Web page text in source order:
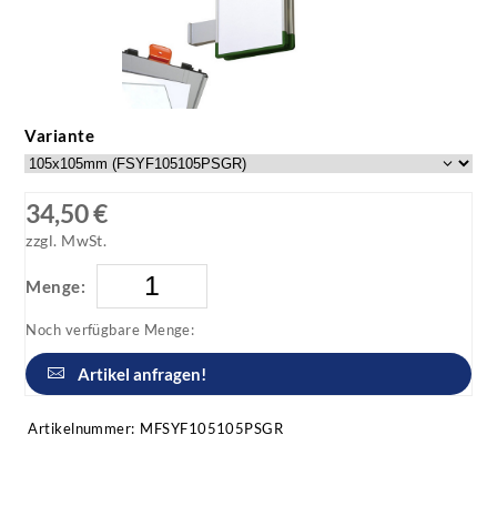
Variante
34,50 €
zzgl. MwSt.
Menge:
Noch verfügbare Menge:
Artikel anfragen!
Artikelnummer: MFSYF105105PSGR